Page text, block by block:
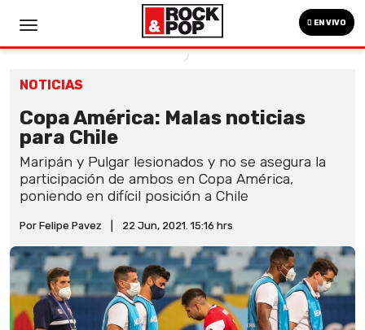
EN VIVO
NOTICIAS
Copa América: Malas noticias
para Chile
Maripán y Pulgar lesionados y no se asegura la
participación de ambos en Copa América,
poniendo en difícil posición a Chile
Por Felipe Pavez 22 Jun, 2021. 15:16 hrs